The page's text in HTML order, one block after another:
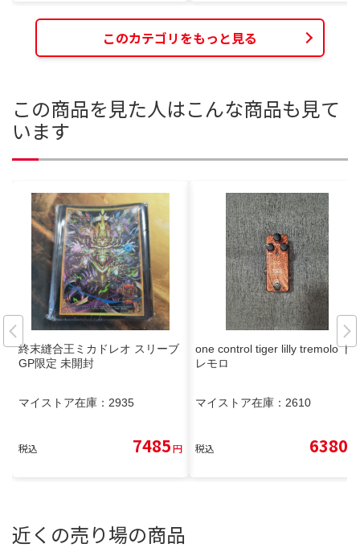
このカテゴリをもっと見る
この商品を見た人はこんな商品も見て
います
終末縫合王ミカドレオ スリーブ
GP限定 未開封
マイストア在庫： 2935
税込 7485円
one control tiger lilly tremolo ト
レモロ
マイストア在庫： 2610
税込 6380
近くの売り場の商品